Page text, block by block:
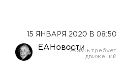
15 ЯНВАРЯ 2020 В 08:50
ЕАНовости